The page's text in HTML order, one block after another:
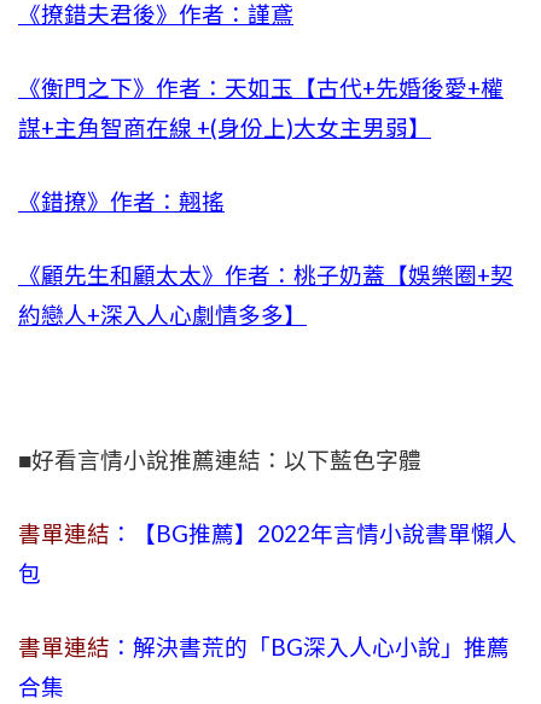
《撩錯夫君後》作者：謹鳶
《衡門之下》作者：天如玉【古代+先婚後愛+權
謀+主角智商在線 +(身份上)大女主男弱】
《錯撩》作者：翹搖
《顧先生和顧太太》作者：桃子奶蓋【娛樂圈+契
約戀人+深入人心劇情多多】
■好看言情小說推薦連結：以下藍色字體
書單連結 ：【BG推薦】2022年言情小說書單懶人
包
書單連結 ：解決書荒的「BG深入人心小說」推薦
合集